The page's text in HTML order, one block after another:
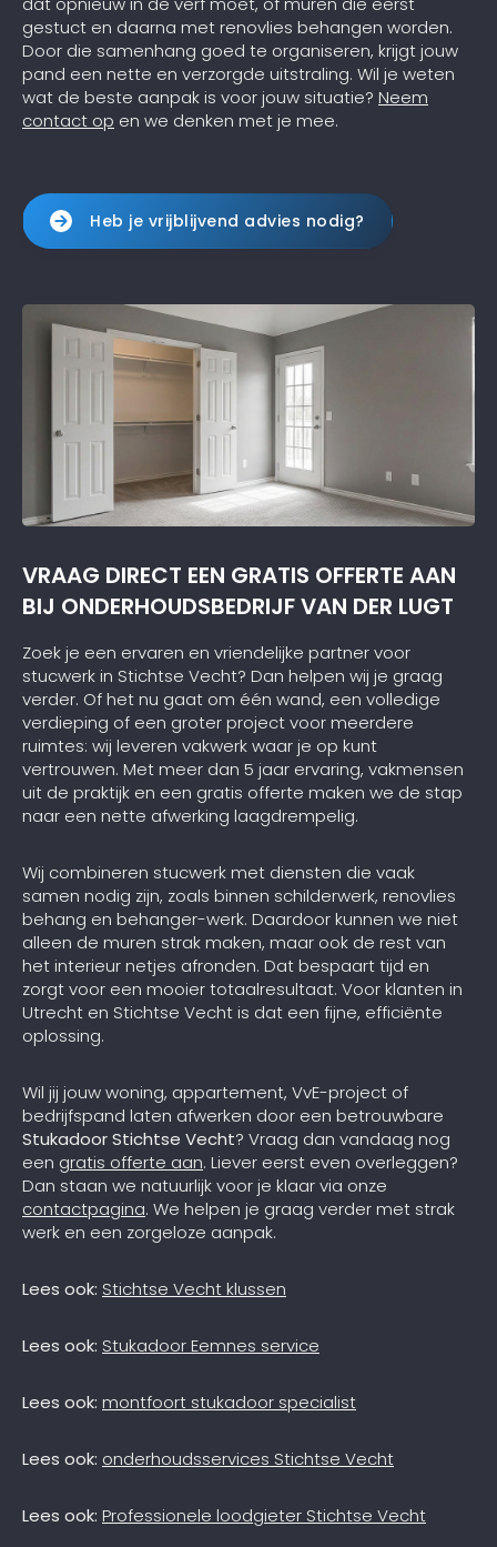
gestuct en daarna met renovlies behangen worden.
Door die samenhang goed te organiseren, krijgt jouw
pand een nette en verzorgde uitstraling. Wil je weten
wat de beste aanpak is voor jouw situatie? Neem
contact op en we denken met je mee.
Heb je vrijblijvend advies nodig?
VRAAG DIRECT EEN GRATIS OFFERTE AAN
BIJ ONDERHOUDSBEDRIJF VAN DER LUGT
Zoek je een ervaren en vriendelijke partner voor
stucwerk in Stichtse Vecht? Dan helpen wij je graag
verder. Of het nu gaat om één wand, een volledige
verdieping of een groter project voor meerdere
ruimtes: wij leveren vakwerk waar je op kunt
vertrouwen. Met meer dan 5 jaar ervaring, vakmensen
uit de praktijk en een gratis offerte maken we de stap
naar een nette afwerking laagdrempelig.
Wij combineren stucwerk met diensten die vaak
samen nodig zijn, zoals binnen schilderwerk, renovlies
behang en behanger-werk. Daardoor kunnen we niet
alleen de muren strak maken, maar ook de rest van
het interieur netjes afronden. Dat bespaart tijd en
zorgt voor een mooier totaalresultaat. Voor klanten in
Utrecht en Stichtse Vecht is dat een fijne, efficiënte
oplossing.
Wil jij jouw woning, appartement, VvE-project of
bedrijfspand laten afwerken door een betrouwbare
Stukadoor Stichtse Vecht? Vraag dan vandaag nog
een gratis offerte aan. Liever eerst even overleggen?
Dan staan we natuurlijk voor je klaar via onze
contactpagina. We helpen je graag verder met strak
werk en een zorgeloze aanpak.
Lees ook: Stichtse Vecht klussen
Lees ook: Stukadoor Eemnes service
Lees ook: montfoort stukadoor specialist
Lees ook: onderhoudsservices Stichtse Vecht
Lees ook: Professionele loodgieter Stichtse Vecht